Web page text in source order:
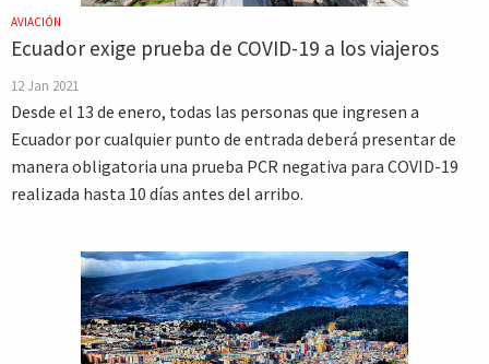
AVIACIÓN
Ecuador exige prueba de COVID-19 a los viajeros
12 Jan 2021
Desde el 13 de enero, todas las personas que ingresen a
Ecuador por cualquier punto de entrada deberá presentar de
manera obligatoria una prueba PCR negativa para COVID-19
realizada hasta 10 días antes del arribo.